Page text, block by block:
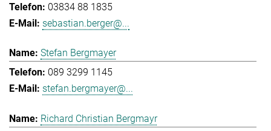
03834 88 1835
sebastian.berger@...
Stefan Bergmayer
089 3299 1145
stefan.bergmayer@...
Richard Christian Bergmayr